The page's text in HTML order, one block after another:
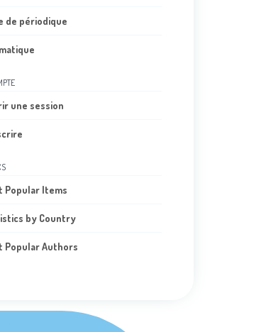
de périodique
une session
Popular Items
by Country
Popular Authors